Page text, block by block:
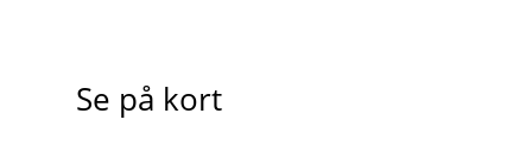
Se på kort